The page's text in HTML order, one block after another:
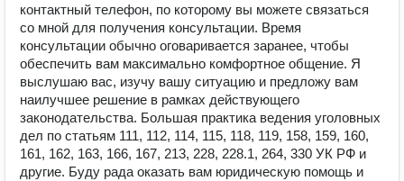
контактный телефон, по которому вы можете связаться
со мной для получения консультации. Время
консультации обычно оговаривается заранее, чтобы
обеспечить вам максимально комфортное общение. Я
выслушаю вас, изучу вашу ситуацию и предложу вам
наилучшее решение в рамках действующего
законодательства. Большая практика ведения уголовных
дел по статьям 111, 112, 114, 115, 118, 119, 158, 159, 160,
161, 162, 163, 166, 167, 213, 228, 228.1, 264, 330 УК РФ и
другие. Буду рада оказать вам юридическую помощь и